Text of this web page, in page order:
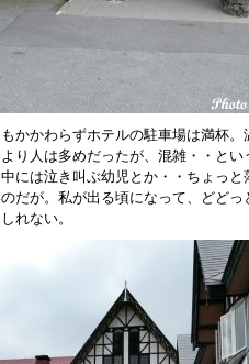
かかわらずホテルの駐車場は満杯
り人は多めだったが、混雑・・と
には泣き叫ぶ幼児とか・・ちょっ
だが。私が出る頃になって、どど
れない。